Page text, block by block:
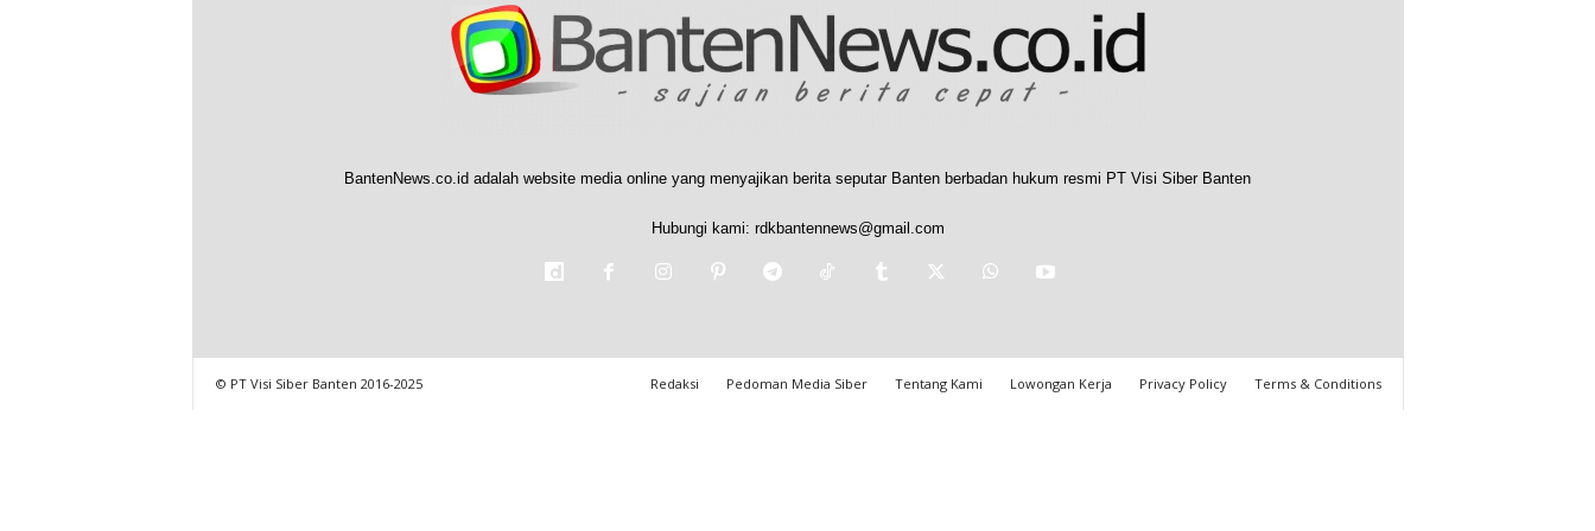
BantenNews.co.id adalah website media online yang menyajikan berita seputar Banten berbadan hukum resmi PT Visi Siber Banten
Hubungi kami: rdkbantennews@gmail.com
Redaksi Pedoman Media Siber Tentang Kami Lowongan Kerja Privacy Policy Terms & Conditions
© PT Visi Siber Banten 2016-2025